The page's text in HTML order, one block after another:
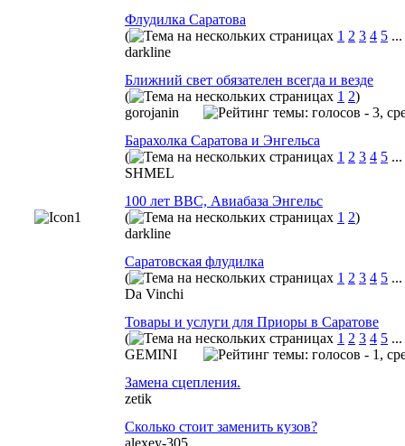
Флудилка Саратова
(
1 2 3 4 5 ...
darkline
Ближний свет обязателен всегда и везде
(
1 2)
gorojanin
Барахолка Саратова и Энгельса
(
1 2 3 4 5 ...
SHMEL
100 лет ВВС, Авиабаза Энгельс
(
1 2)
darkline
Саратовская флудилка
(
1 2 3 4 5 ...
Da Vinchi
Товары и услуги для Приоры в Саратове
(
1 2 3 4 5 ...
GEMINI
Замена сцепления.
zetik
Сколько стоит заменить кузов?
alexey-305